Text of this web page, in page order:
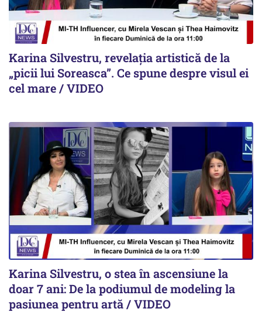
Karina Silvestru, revelația artistică de la
„picii lui Soreasca”. Ce spune despre visul ei
cel mare / VIDEO
Karina Silvestru, o stea în ascensiune la
doar 7 ani: De la podiumul de modeling la
pasiunea pentru artă / VIDEO